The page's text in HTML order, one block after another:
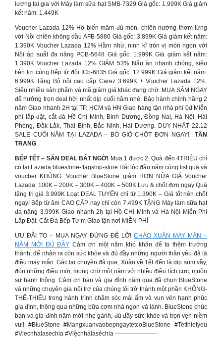
lượng tại gia với Máy làm sữa hạt SMB-7329 Giá gốc: 1.999K Giá giảm
kết năm: 1.449K
Voucher Lazada 12% Hô biến mâm đủ món, chiên nướng thơm lừng
với Nồi chiên không dầu AFB-5880 Giá gốc: 3.899K Giá giảm kết năm:
1.390K Voucher Lazada 12% Hầm nhừ, ninh kĩ tròn vị món ngon với
Nồi áp suất đa năng PCB-5648 Giá gốc: 1.999K Giá giảm kết năm:
1.390K Voucher Lazada 12% GIẢM 53% Nấu ăn nhanh chóng, siêu
tiện lợi cùng Bếp từ đôi ICb-6835 Giá gốc: 12.999K Giá giảm kết năm:
6.999K Tặng Bộ nồi cao cấp Carez 3.699K + Voucher Lazada 12%.
Siêu nhiều sản phẩm và mã giảm giá khác đang chờ. MUA SẮM NGAY
để hưởng trọn deal hời nhất dịp cuối năm nhé. Bảo hành chính hãng 2
năm Giao nhanh 2H tại TP. HCM và HN Giao hàng tận nhà phí 0đ Miễn
phí lắp đặt, cắt đá Hồ Chí Minh, Bình Dương, Đồng Nai, Hà Nội, Hải
Phòng, Đắk Lắk, Thái Bình, Bắc Ninh, Hải Dương. DUY NHẤT 22.12
SALE CUỐI NĂM TẠI LAZADA – BỎ GIỎ CHỐT ĐƠN NGAY! TÂN
TRANG
BẾP TẾT – SĂN DEAL BẤT NGỜ! Mua 1 được 2, Quà đến 4TRIỆU chỉ
có tại Lazada bluestone-flagship-store Hái lộc đầu năm cùng list quà và
voucher KHỦNG: Voucher BlueStone giảm HƠN NỮA GIÁ Voucher
Lazada: 100K – 200K – 300K – 400K – 500K Lưu & chốt đơn ngay Quà
tặng trị giá 3.999K Loạt DEAL TUYỂN chỉ từ 1.390K – Giá tốt nên chốt
ngay! Bếp từ âm CAO CẤP nay chỉ còn 7.499K TẶNG Máy làm sữa hạt
đa năng 3.999K Giao nhanh 2h tại Hồ CHí Minh và Hà Nội Miễn Phí
Lắp Đặt, Cắt Đá Bếp Từ m Giao tận nơi MIỄN PHÍ
ƯU ĐÃI TO – MUA NGAY ĐỪNG ĐỂ LỠ! CHÀO XUÂN MAY MẮN –
NĂM MỚI ĐỦ ĐẦY Cảm ơn một năm khó khăn để ta thêm trưởng
thành, để nhận ra còn sức khỏe và đủ đầy những người thân yêu đã là
điều may mắn. Gác lại chuyện đã qua, Xuân về Tết đến là dịp sum vầy,
đón những điều mới, mong chờ một năm với nhiều điều tích cực, muôn
sự hanh thông. Cảm ơn bạn và gia đình năm qua đã chọn BlueStone
và những chuyên gia nội trợ của chúng tôi trở thành một phần KHÔNG-
THỂ-THIẾU trong hành trình chăm sóc mái ấm và vun vén hạnh phúc
gia đình, thông qua những bữa cơm nhà ngon và lành. BlueStone chúc
bạn và gia đình năm mới nhẹ gánh, đủ đầy sức khỏe và trọn vẹn niềm
vui! #BlueStone #MangxuanvaobepngaytetcoBlueStone #Tetthietyeu
#Viecnhalasechia #Việcnhàlàsẻchia ———————